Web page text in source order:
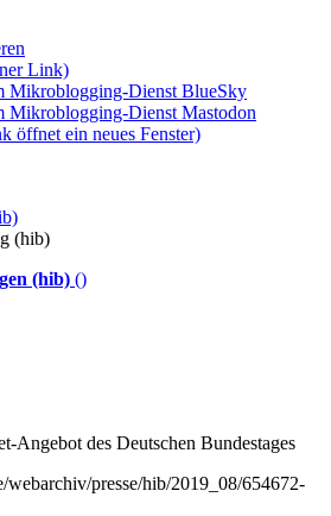
Link)
Mikroblogging-Dienst BlueSky
Mikroblogging-Dienst Mastodon
öffnet ein neues Fenster)
(hib)
(hib) ()
Angebot des Deutschen Bundestages
webarchiv/presse/hib/2019_08/654672-